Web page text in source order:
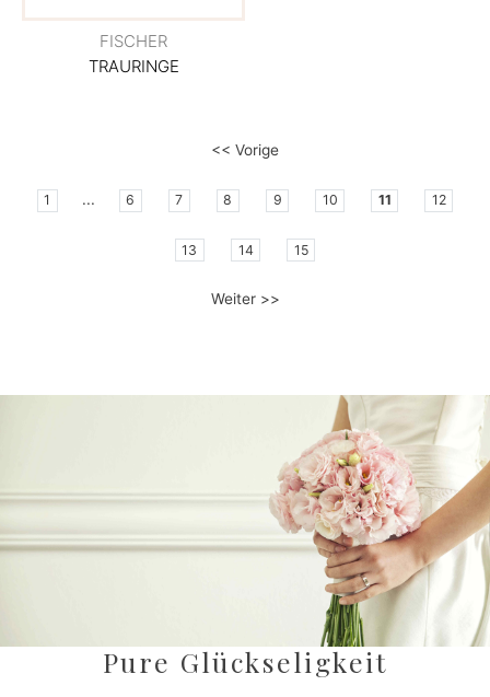
FISCHER
TRAURINGE
<< Vorige
1 ... 6 7 8 9 10 11 12
13 14 15
Weiter >>
Pure Glückseligkeit